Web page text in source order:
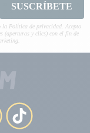
SUSCRÍBETE
la Política de privacidad. Acepto
(aperturas y clics) con el fin de